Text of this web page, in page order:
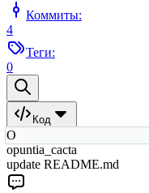
Коммиты:
4
Теги:
0
Код
O
opuntia_cacta
update README.md